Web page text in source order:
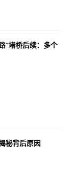
”堵桥后续：多个
秘背后原因